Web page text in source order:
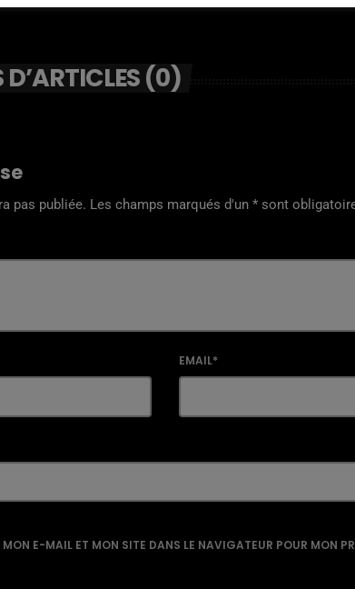
(0)
pas publiée. Les champs marqués d'un * sont
EMAIL*
MON E-MAIL ET MON SITE DANS LE NAVIGATEUR POUR MON